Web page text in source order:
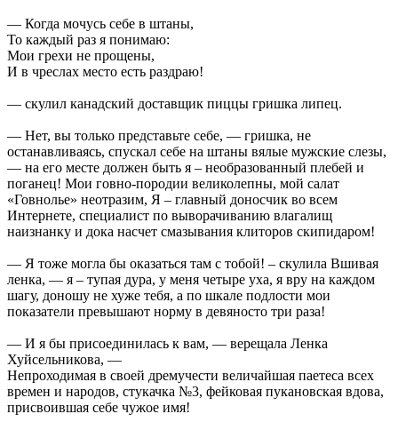
— Когда мочусь себе в штаны,
То каждый раз я понимаю:
Мои грехи не прощены,
И в чреслах место есть раздраю!
— скулил канадский доставщик пиццы гришка липец.
— Нет, вы только представьте себе, — гришка, не
останавливаясь, спускал себе на штаны вялые мужские слезы,
— на его месте должен быть я – необразованный плебей и
поганец! Мои говно-породии великолепны, мой салат
«Говнолье» неотразим, Я – главный доносчик во всем
Интернете, специалист по выворачиванию влагалищ
наизнанку и дока насчет смазывания клиторов скипидаром!
— Я тоже могла бы оказаться там с тобой! – скулила Вшивая
ленка, — я – тупая дура, у меня четыре уха, я вру на каждом
шагу, доношу не хуже тебя, а по шкале подлости мои
показатели превышают норму в девяносто три раза!
— И я бы присоединилась к вам, — верещала Ленка
Хуйсельникова, —
Непроходимая в своей дремучести величайшая паетеса всех
времен и народов, стукачка №3, фейковая пукановская вдова,
присвоившая себе чужое имя!